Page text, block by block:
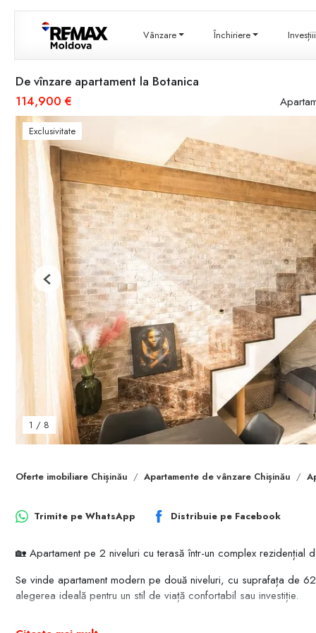
Vânzare Închiriere
De vînzare apartament la Botanica
114,900 €
Exclusivitate
1 / 8
Previous
Oferte imobiliare Chișinău Apartamente de vânzare Chișinău
Trimite pe WhatsApp Distribuie pe Facebook
🏡 Apartament pe 2 niveluri cu terasă într-un complex rezidențial
Se vinde apartament modern pe două niveluri, cu suprafața de
alegerea ideală pentru un stil de viață confortabil sau investiție.